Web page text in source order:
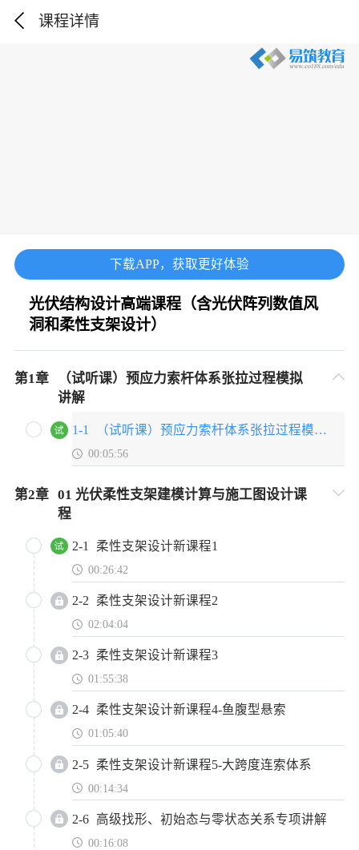
课程详情
下载APP，获取更好体验
光伏结构设计高端课程（含光伏阵列数值风
洞和柔性支架设计）
第1章
（试听课）预应力索杆体系张拉过程模拟
讲解
1-1 （试听课）预应力索杆体系张拉过程模拟讲解
00:05:56
第2章 01 光伏柔性支架建模计算与施工图设计课
程
2-1 柔性支架设计新课程1
00:26:42
2-2 柔性支架设计新课程2
02:04:04
2-3 柔性支架设计新课程3
01:55:38
2-4 柔性支架设计新课程4-鱼腹型悬索
01:05:40
2-5 柔性支架设计新课程5-大跨度连索体系
00:14:34
2-6 高级找形、初始态与零状态关系专项讲解
00:16:08